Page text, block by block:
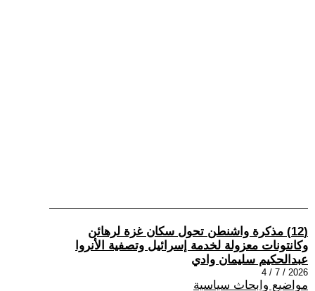
(12) مذكرة واشنطن تحول سكان غزة لرهائن
وكانتونات معزولة لخدمة إسرائيل وتصفية الأنروا
عبدالحكيم سليمان وادي
2026 / 7 / 4
مواضيع وابحاث سياسية